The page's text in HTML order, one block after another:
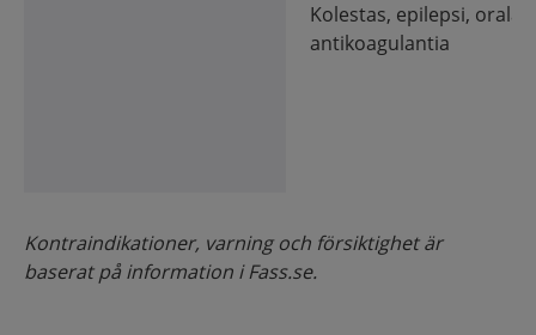
Kolestas, epilepsi, orala
antikoagulantia
Kontraindikationer, varning och försiktighet är
baserat på information i Fass.se.